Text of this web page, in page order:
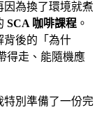
因為換了環境就煮
SCA 咖啡課程 。
背後的「為什
得走、能隨機應
特別準備了一份完